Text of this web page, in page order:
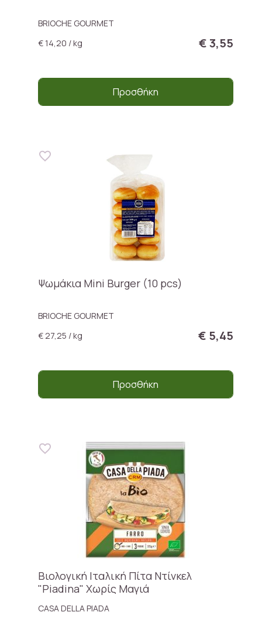
BRIOCHE GOURMET
€ 14,20 / kg
€ 3,55
Προσθήκη
Ψωμάκια Mini Burger (10 pcs)
BRIOCHE GOURMET
€ 27,25 / kg
€ 5,45
Προσθήκη
Βιολογική Ιταλική Πίτα Ντίνκελ
"Piadina" Χωρίς Μαγιά
CASA DELLA PIADA